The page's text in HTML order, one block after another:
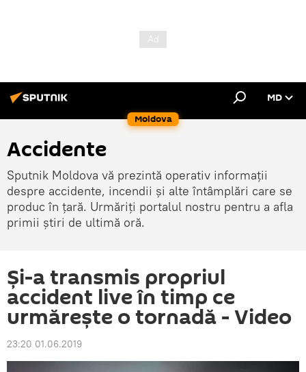
Moldova
MD
Accidente
Sputnik Moldova vă prezintă operativ informații
despre accidente, incendii și alte întâmplări care se
produc în țară. Urmăriți portalul nostru pentru a afla
primii știri de ultimă oră.
Și-a transmis propriul
accident live în timp ce
urmărește o tornadă - Video
23:20 01.06.2019